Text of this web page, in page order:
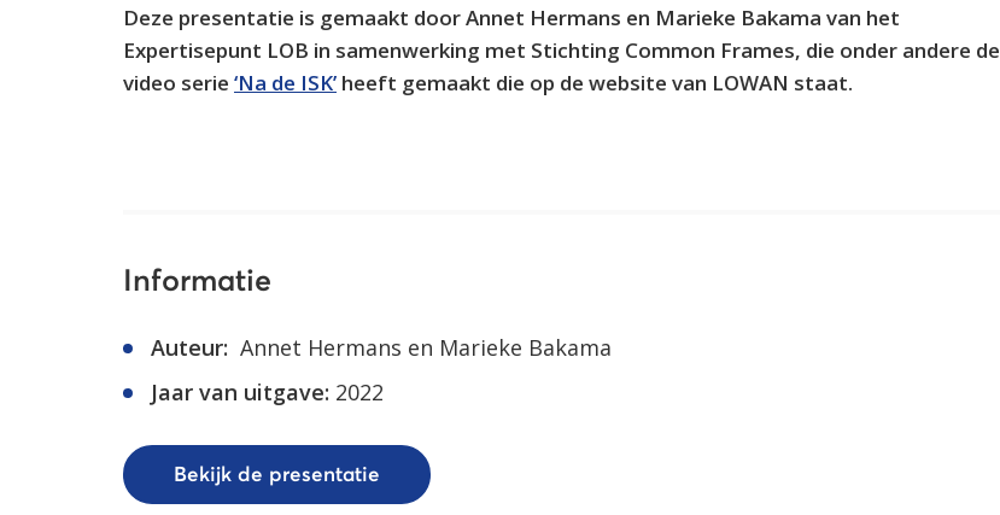
Deze presentatie is gemaakt door Annet Hermans en Marieke Bakama van het
Expertisepunt LOB in samenwerking met Stichting Common Frames, die onder andere de
video serie ‘Na de ISK’ heeft gemaakt die op de website van LOWAN staat.
Informatie
Auteur: Annet Hermans en Marieke Bakama
Jaar van uitgave: 2022
Bekijk de presentatie